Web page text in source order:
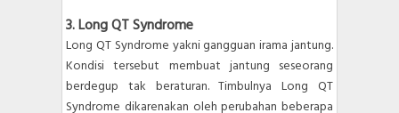
3. Long QT Syndrome
Long QT Syndrome yakni gangguan irama jantung.
Kondisi tersebut membuat jantung seseorang
berdegup tak beraturan. Timbulnya Long QT
Syndrome dikarenakan oleh perubahan beberapa